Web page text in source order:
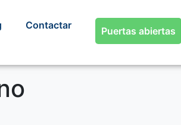
Contactar Puertas abiertas